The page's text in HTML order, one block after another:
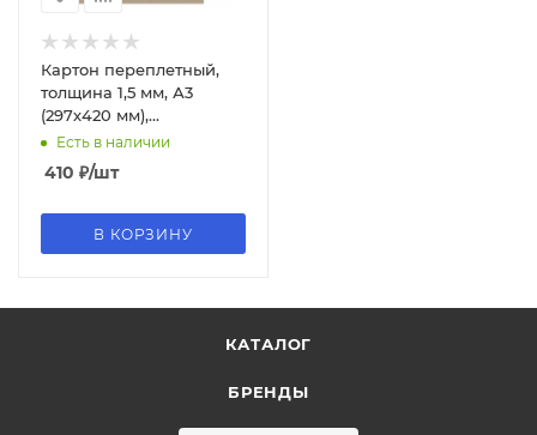
Картон переплетный,
толщина 1,5 мм, А3
(297х420 мм),
КОМПЛЕКТ 10 шт.,
BRAUBERG ART, 115337
Есть в наличии
410 ₽/шт
В КОРЗИНУ
КАТАЛОГ
БРЕНДЫ